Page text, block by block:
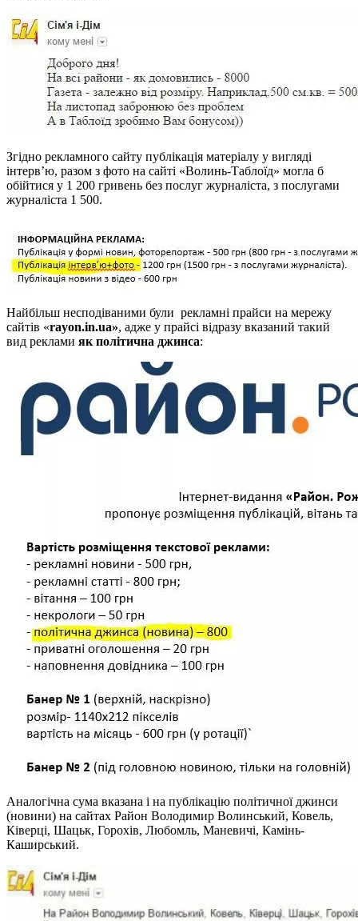
Згідно рекламного сайту публікація матеріалу у вигляді
інтерв’ю, разом з фото на сайті «Волинь-Таблоїд» могла б
обійтися у 1 200 гривень без послуг журналіста, з послугами
журналіста 1 500.
Найбільш несподіваними були рекламні прайси на мережу
сайтів «rayon.in.ua», адже у прайсі відразу вказаний такий
вид реклами як політична джинса:
Аналогічна сума вказана і на публікацію політичної джинси
(новини) на сайтах Район Володимир Волинський, Ковель,
Ківерці, Шацьк, Горохів, Любомль, Маневичі, Камінь-
Каширський.